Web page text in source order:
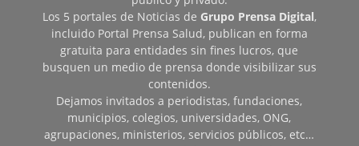
Los 5 portales de Noticias de Grupo Prensa Digital,
incluido Portal Prensa Salud, publican en forma
gratuita para entidades sin fines lucros, que
busquen un medio de prensa donde visibilizar sus
contenidos.
Dejamos invitados a periodistas, fundaciones,
municipios, colegios, universidades, ONG,
agrupaciones, ministerios, servicios públicos, etc…